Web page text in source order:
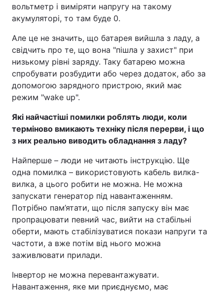
вольтметр і виміряти напругу на такому
акумуляторі, то там буде 0.
Але це не значить, що батарея вийшла з ладу, а
свідчить про те, що вона "пішла у захист" при
низькому рівні заряду. Таку батарею можна
спробувати розбудити або через додаток, або за
допомогою зарядного пристрою, який має
режим "wake up".
Які найчастіші помилки роблять люди, коли
терміново вмикають техніку після перерви, і що
з них реально виводить обладнання з ладу?
Найперше – люди не читають інструкцію. Ще
одна помилка – використовують кабель вилка-
вилка, а цього робити не можна. Не можна
запускати генератор під навантаженням.
Потрібно пам’ятати, що після запуску він має
пропрацювати певний час, вийти на стабільні
оберти, мають стабілізуватися покази напруги та
частоти, а вже потім від нього можна
заживлювати прилади.
Інвертор не можна перевантажувати.
Навантаження, яке ми приєднуємо, має